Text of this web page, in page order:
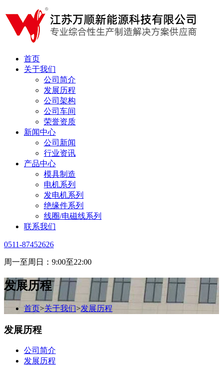
首页
关于我们
公司简介
发展历程
公司架构
公司车间
荣誉资质
新闻中心
公司新闻
行业资讯
产品中心
模具制造
电机系列
发电机系列
绝缘件系列
线圈/电磁线系列
联系我们
0511-87452626
周一至周日：9:00至22:00
发展历程
首页>关于我们>发展历程
发展历程
公司简介
发展历程